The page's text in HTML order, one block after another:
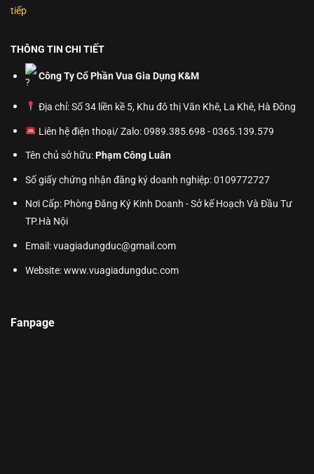
tiếp
THÔNG TIN CHI TIẾT
Công Ty Cổ Phần Vua Gia Dụng K&M
Địa chỉ: Số 34 liền kề 5, Khu đô thị Văn Khê, La Khê, Hà Đông
Liên hệ điện thoại/ Zalo: 0989.385.698 - 0365.139.579
Tên chủ sở hữu:Phạm Công Luân
Số giấy chứng nhận đăng ký doanh nghiệp: 0109772727
Nơi Cấp: Phòng Đăng Ký Kinh Doanh - Sở kế Hoạch Và Đầu Tư
TP.Hà Nội
Email: vuagiadungduc@gmail.com
Website:www.vuagiadungduc.com
Fanpage